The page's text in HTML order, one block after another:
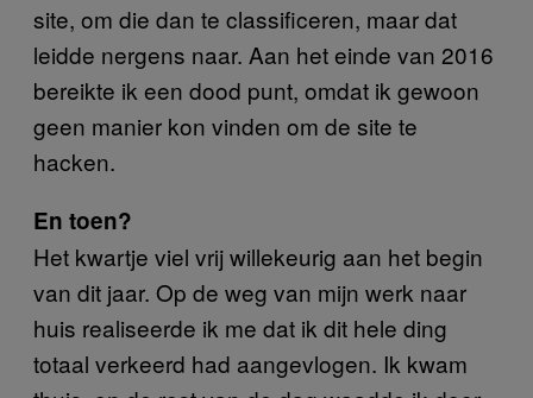
site, om die dan te classificeren, maar dat
leidde nergens naar. Aan het einde van 2016
bereikte ik een dood punt, omdat ik gewoon
geen manier kon vinden om de site te
hacken.
En toen?
Het kwartje viel vrij willekeurig aan het begin
van dit jaar. Op de weg van mijn werk naar
huis realiseerde ik me dat ik dit hele ding
totaal verkeerd had aangevlogen. Ik kwam